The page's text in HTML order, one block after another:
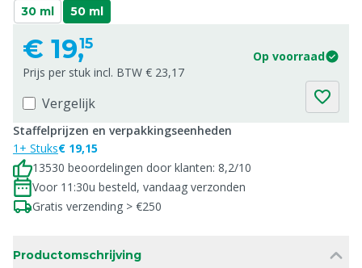
30 ml 50 ml
€ 19,15
Op voorraad
Prijs per stuk incl. BTW € 23,17
Vergelijk
Staffelprijzen en verpakkingseenheden
1+ Stuks€ 19,15
13530 beoordelingen door klanten: 8,2/10
Voor 11:30u besteld, vandaag verzonden
Gratis verzending > €250
Productomschrijving